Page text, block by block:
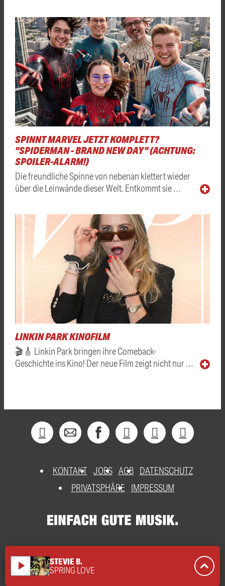
SPINNT MARVEL JETZT KOMPLETT?
"SPIDERMAN - BRAND NEW DAY" (ACHTUNG:
SPOILER-ALARM!)
Die freundliche Spinne von nebenan klettert wieder
über die Leinwände dieser Welt. Entkommt sie …
LINKIN PARK KINOFILM
🎬🎸 Linkin Park bringen ihre Comeback-
Geschichte ins Kino! Der neue Film zeigt nicht nur …
KONTAKT JOBS AGB DATENSCHUTZ
PRIVATSPHÄRE
IMPRESSUM
play_arrow STEVIE B.
SPRING LOVE